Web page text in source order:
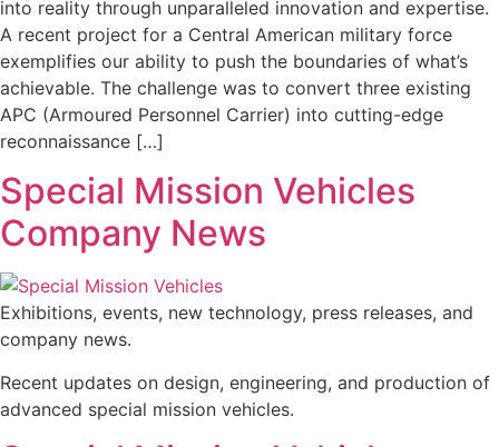
into reality through unparalleled innovation and expertise.
A recent project for a Central American military force
exemplifies our ability to push the boundaries of what’s
achievable. The challenge was to convert three existing
APC (Armoured Personnel Carrier) into cutting-edge
reconnaissance […]
Special Mission Vehicles
Company News
Exhibitions, events, new technology, press releases, and
company news.
Recent updates on design, engineering, and production of
advanced special mission vehicles.